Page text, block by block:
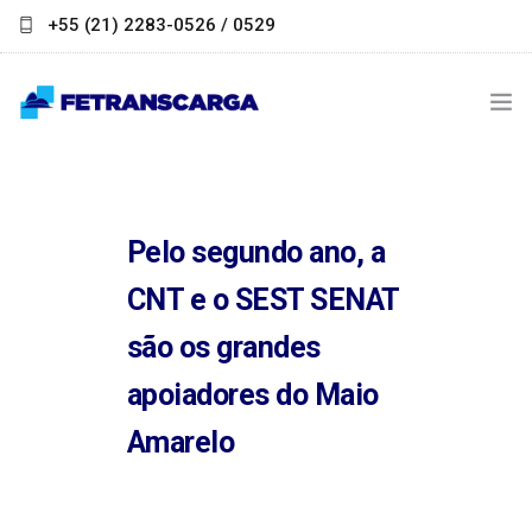
+55 (21) 2283-0526 / 0529
LINKS ÚTEIS
PARCEIROS
FALE CONOSCO
Pelo segundo ano, a
CNT e o SEST SENAT
são os grandes
apoiadores do Maio
Amarelo